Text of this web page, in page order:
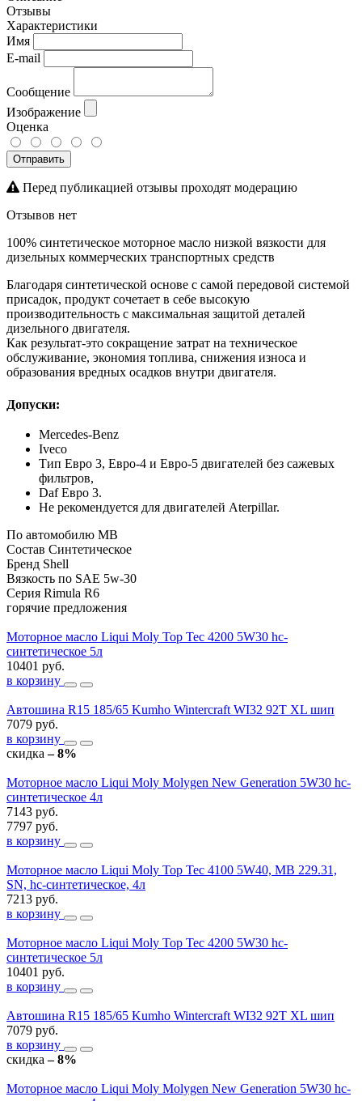
Отзывы
Характеристики
Имя
E-mail
Сообщение
Изображение
Оценка
Отправить
Перед публикацией отзывы проходят модерацию
Отзывов нет
100% синтетическое моторное масло низкой вязкости для
дизельных коммерческих транспортных средств
Благодаря синтетической основе с самой передовой системой
присадок, продукт сочетает в себе высокую
производительность с максимальная защитой деталей
дизельного двигателя.
Как результат-это сокращение затрат на техническое
обслуживание, экономия топлива, снижения износа и
образования вредных осадков внутри двигателя.
Допуски:
Mercedes-Benz
Iveco
Тип Евро 3, Евро-4 и Евро-5 двигателей без сажевых
фильтров,
Daf Евро 3.
Не рекомендуется для двигателей Аterpillar.
По автомобилю MB
Состав Синтетическое
Бренд Shell
Вязкость по SAE 5w-30
Серия Rimula R6
горячие предложения
Моторное масло Liqui Moly Top Tec 4200 5W30 hc-
синтетическое 5л
10401 руб.
в корзину
Автошина R15 185/65 Kumho Wintercraft WI32 92T XL шип
7079 руб.
в корзину
скидка– 8%
Моторное масло Liqui Moly Molygen New Generation 5W30 hc-
синтетическое 4л
7143 руб.
7797 руб.
в корзину
Моторное масло Liqui Moly Top Tec 4100 5W40, MB 229.31,
SN, hc-синтетическое, 4л
7213 руб.
в корзину
Моторное масло Liqui Moly Top Tec 4200 5W30 hc-
синтетическое 5л
10401 руб.
в корзину
Автошина R15 185/65 Kumho Wintercraft WI32 92T XL шип
7079 руб.
в корзину
скидка– 8%
Моторное масло Liqui Moly Molygen New Generation 5W30 hc-